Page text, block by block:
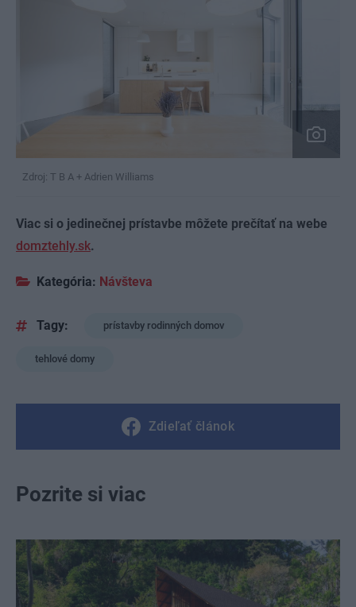
Zdroj: T B A + Adrien Williams
Viac si o jedinečnej prístavbe môžete prečítať na webe
domztehly.sk.
Kategória: Návšteva
Tagy: prístavby rodinných domov
tehlové domy
Zdieľať článok
Pozrite si viac